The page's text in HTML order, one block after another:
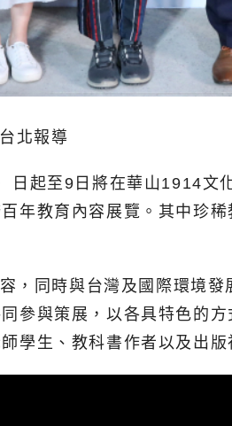
北報導
日起至9日將在華山1914
年教育內容展覽。其中珍
，同時與台灣及國際環境
參與策展，以各具特色的
學生、教科書作者以及出